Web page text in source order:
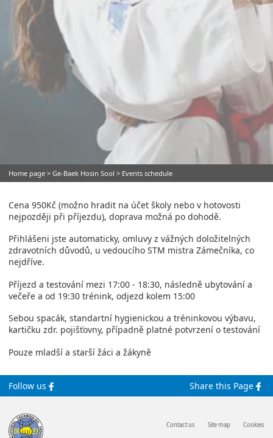
Home page > Ge-Baek Hosin Sool > Events schedule
Cena 950Kč (možno hradit na účet školy nebo v hotovosti
nejpozději při příjezdu), doprava možná po dohodě.
Přihlášeni jste automaticky, omluvy z vážných doložitelných
zdravotních důvodů, u vedoucího STM mistra Zámečníka, co
nejdříve.
Příjezd a testování mezi 17:00 - 18:30, následně ubytování a
večeře a od 19:30 trénink, odjezd kolem 15:00
Sebou spacák, standartní hygienickou a tréninkovou výbavu,
kartičku zdr. pojišťovny, případně platné potvrzení o testování
Pouze mladší a starší žáci a žákyně
Follow us Share this Page
Contact us Site map Cookies